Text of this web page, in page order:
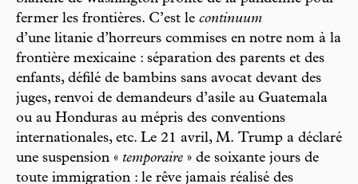
fermer les frontières. C’est le continuum
d’une litanie d’horreurs commises en notre nom à la
frontière mexicaine : séparation des parents et des
enfants, défilé de bambins sans avocat devant des
juges, renvoi de demandeurs d’asile au Guatemala
ou au Honduras au mépris des conventions
internationales, etc. Le 21 avril, M. Trump a déclaré
une suspension « temporaire » de soixante jours de
toute immigration : le rêve jamais réalisé des